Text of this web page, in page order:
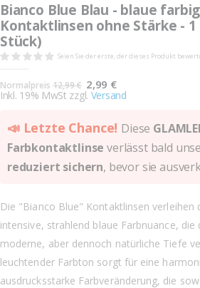
end
of
the
images
gallery
the
beginning
of
the
images
gallery
Bianco Blue Blau - blaue
Kontaktlinsen ohne Stärke - 1
Stück)
Seien Sie der erste, der dieses Produkt
Normalpreis 12,99 € Sonderangebot
2,99 €
Inkl. 19% MwSt zzgl. Versand
📣 Letzte Chance! Diese
Farbkontaktlinse verlässt bald
reduziert sichern, bevor sie
Die "Bianco Blue" Kontaktlinsen verleihen
intensive, strahlend blaue Farbnuance, die
moderne, aber dennoch natürliche Tiefe
leuchtender Farbton sorgt für eine
ausdrucksstarke Farbveränderung, die